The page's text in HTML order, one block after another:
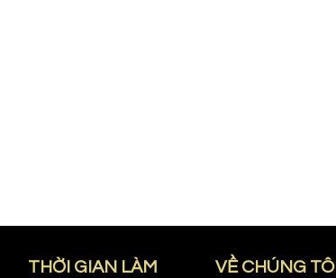
THỜI GIAN LÀM
VỀ CHÚNG TÔI